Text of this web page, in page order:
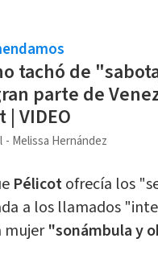
tachó de
parte de
VIDEO
Melissa Hernández
Pélicotofrecía los
a los llamados
mujer"sonámbula y